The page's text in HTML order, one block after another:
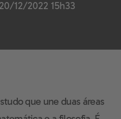
20/12/2022 15h33
que une duas áreas